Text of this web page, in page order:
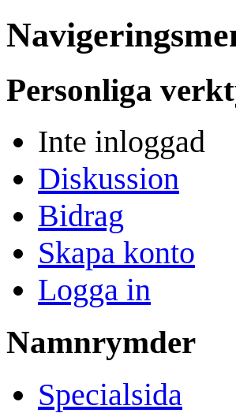
Personliga
Inte inloggad
Diskussion
Bidrag
Skapa konto
Logga in
Namnrymder
Specialsida